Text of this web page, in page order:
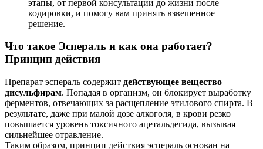
этапы, от первой консультации до жизни после
кодировки, и помогу вам принять взвешенное
решение.
Что такое Эспераль и как она работает?
Принцип действия
Препарат эспераль содержит действующее вещество
дисульфирам. Попадая в организм, он блокирует выработку
ферментов, отвечающих за расщепление этилового спирта. В
результате, даже при малой дозе алкоголя, в крови резко
повышается уровень токсичного ацетальдегида, вызывая
сильнейшее отравление.
Таким образом, принцип действия эспераль основан на